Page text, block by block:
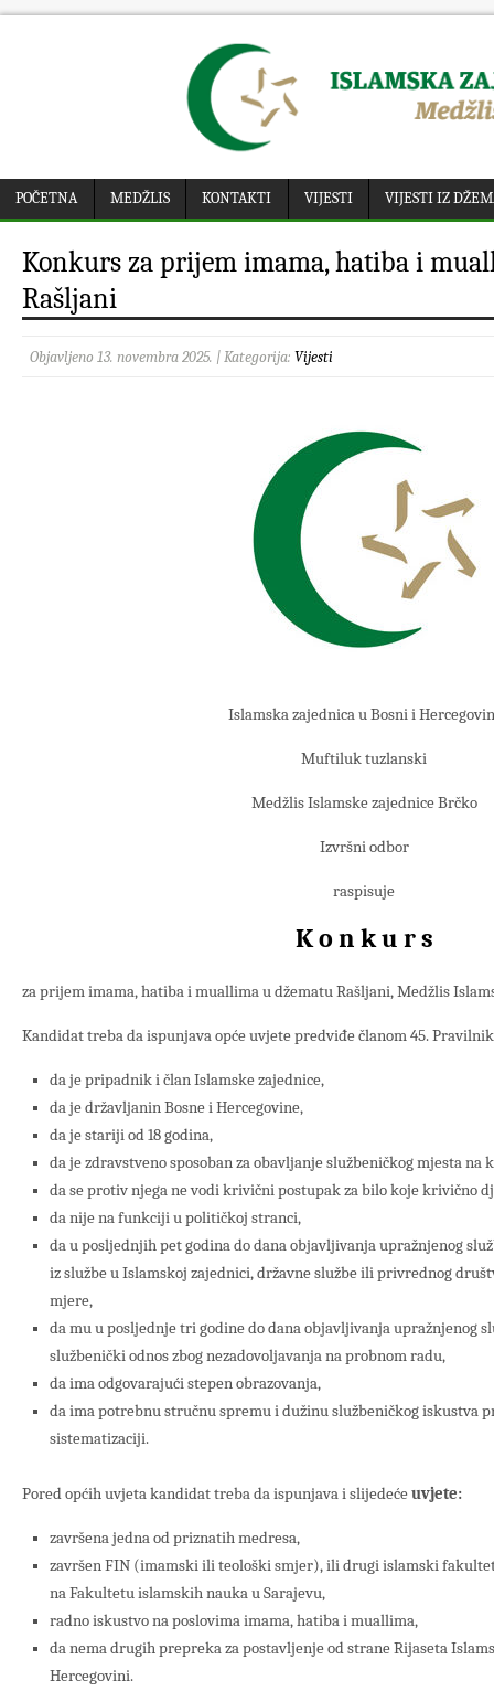
POČETNA MEDŽLIS KONTAKTI VIJESTI VIJESTI IZ
Konkurs za prijem imama, hatiba i
Rašljani
Objavljeno 13. novembra 2025. | Kategorija: Vijesti
Islamska zajednica u Bosni i
Muftiluk tuzlanski
Medžlis Islamske zajednice Brčko
Izvršni odbor
raspisuje
K o n k u r s
za prijem imama, hatiba i muallima u džematu Rašljani, Medžlis
Kandidat treba da ispunjava opće uvjete predviđe članom 45.
da je pripadnik i član Islamske zajednice,
da je državljanin Bosne i Hercegovine,
da je stariji od 18 godina,
da je zdravstveno sposoban za obavljanje službeničkog mjesta na
da se protiv njega ne vodi krivični postupak za bilo koje krivično
da nije na funkciji u političkoj stranci,
da u posljednjih pet godina do dana objavljivanja upražnjenog
iz službe u Islamskoj zajednici, državne službe ili privrednog
mjere,
da mu u posljednje tri godine do dana objavljivanja upražnjenog
službenički odnos zbog nezadovoljavanja na probnom radu,
da ima odgovarajući stepen obrazovanja,
da ima potrebnu stručnu spremu i dužinu službeničkog iskustva
sistematizaciji.
Pored općih uvjeta kandidat treba da ispunjava i slijedećeuvjete:
završena jedna od priznatih medresa,
završen FIN (imamski ili teološki smjer), ili drugi islamski
na Fakultetu islamskih nauka u Sarajevu,
radno iskustvo na poslovima imama, hatiba i muallima,
da nema drugih prepreka za postavljenje od strane Rijaseta
Hercegovini.